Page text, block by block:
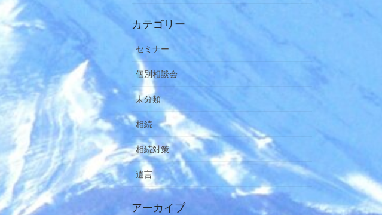
カテゴリー
セミナー
個別相談会
未分類
相続
相続対策
遺言
アーカイブ